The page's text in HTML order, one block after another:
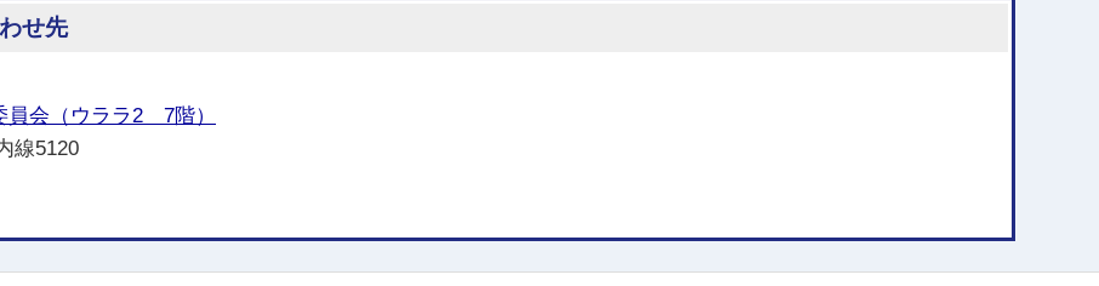
せ先
員会（ウララ2 7階）
線5120